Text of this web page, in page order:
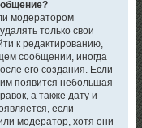
модератором
только свои
к редактированию,
сообщении, иногда
его создания. Если
появится небольшая
а также дату и
если
модератор, хотя они